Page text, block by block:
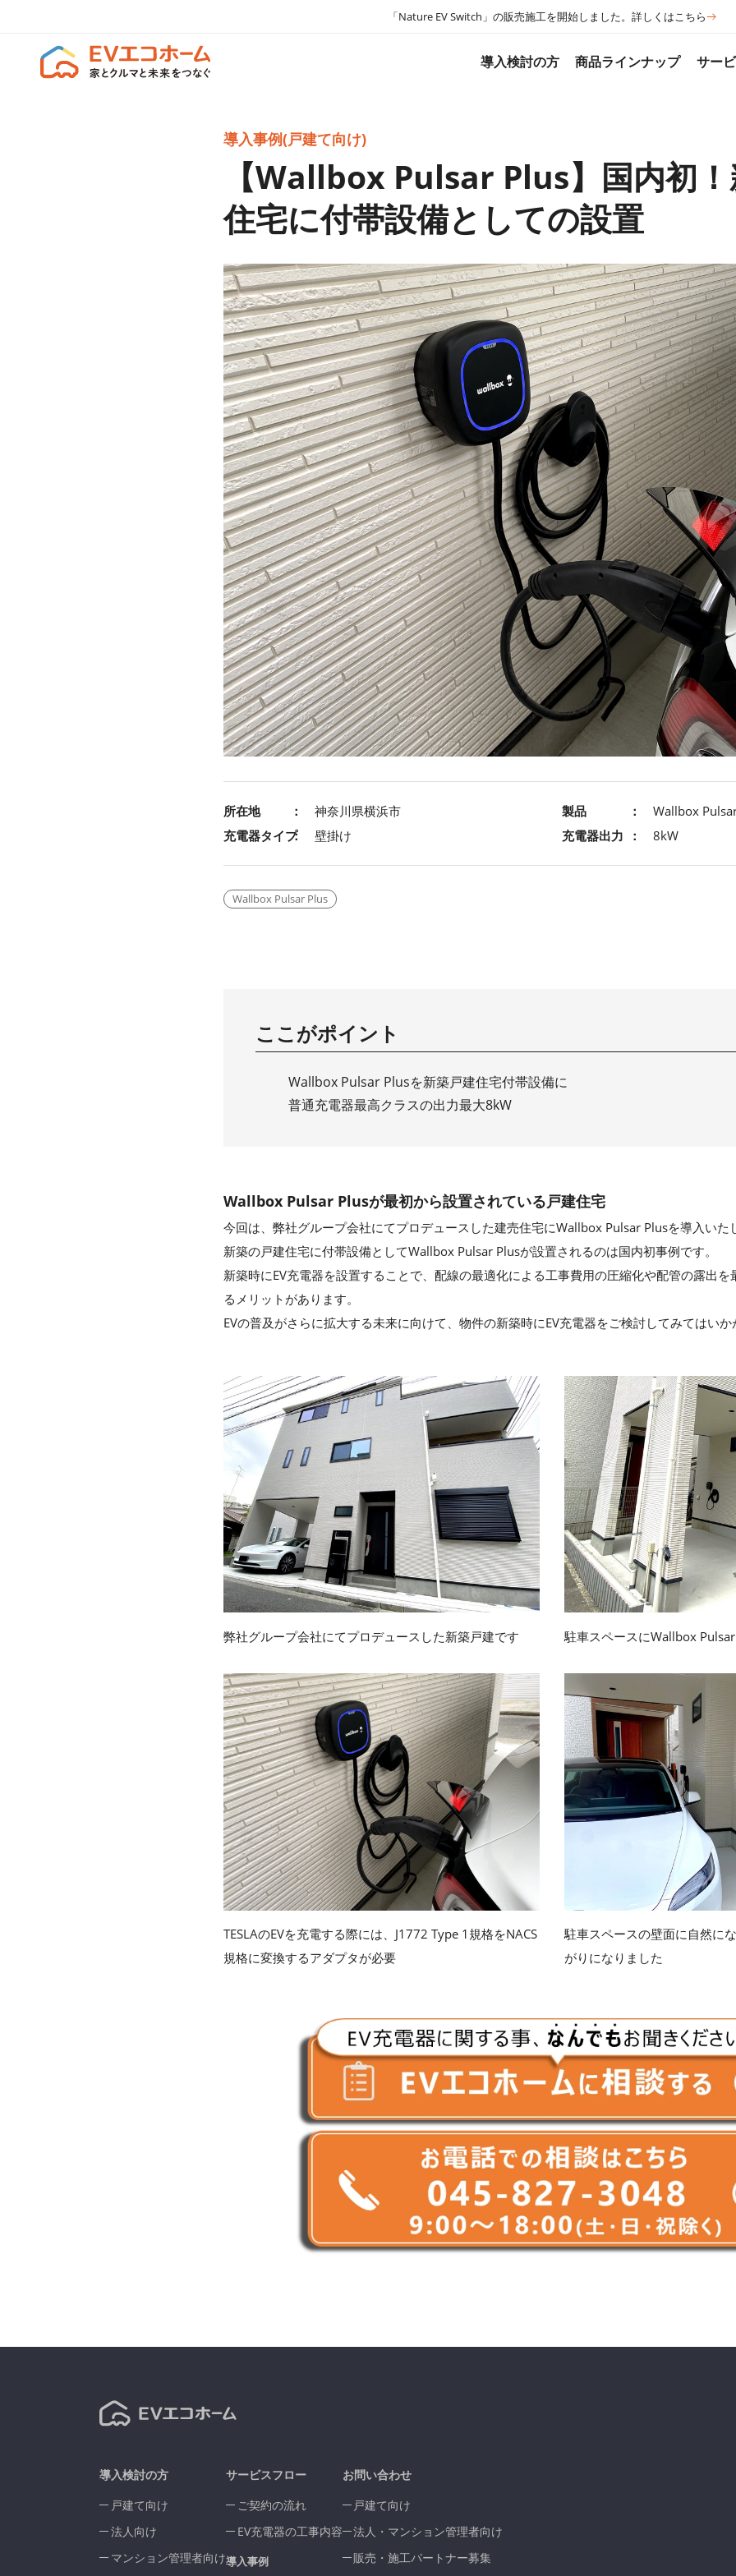
「Nature EV Switch」の販売施工を開始しました。詳しくはこちら
導入検討の方 商品ラインナップ サー
導入事例(戸建て向け)
【Wallbox Pulsar Plus】国内初
住宅に付帯設備としての設置
所在地 神奈川県横浜市 製品
Wallbox
充電器タイプ
壁掛け 充電器出力 8kW
Wallbox Pulsar Plus
ここがポイント
Wallbox Pulsar Plusを新築戸建住宅付帯設備に
普通充電器最高クラスの出力最大8kW
Wallbox Pulsar Plusが最初から設置されている戸建住宅
今回は、弊社グループ会社にてプロデュースした建売住宅にWallbox Pulsar Plusを導入いた
新築の戸建住宅に付帯設備としてWallbox Pulsar Plusが設置されるのは国内初事例です。
新築時にEV充電器を設置することで、配線の最適化による工事費用の圧縮化や配管の露出
るメリットがあります。
EVの普及がさらに拡大する未来に向けて、物件の新築時にEV充電器をご検討してみてはい
弊社グループ会社にてプロデュースした新築戸建です 駐車スペースにWallbox
TESLAのEVを充電する際には、J1772 Type 1規格をNACS
規格に変換するアダプタが必要
駐車スペースの壁面に自然に
がりになりました
導入検討の方
戸建て向け
法人向け
マンション管理者向け
サービスフロー
ご契約の流れ
EV充電器の工事内容
導入事例
お問い合わせ
戸建て向け
法人・マンション管理者向け
販売・施工パートナー募集